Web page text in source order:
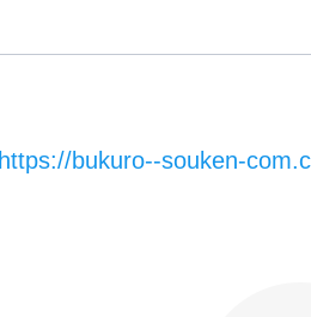
https://bukuro--souken-